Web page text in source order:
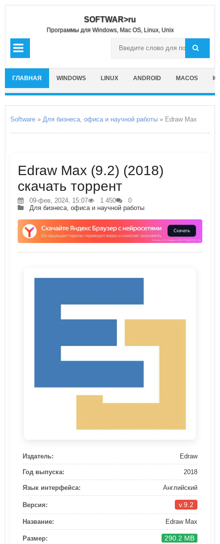
SOFTWAR>ru
Программы для Windows, Mac OS, Linux, Unix
ГЛАВНАЯ WINDOWS LINUX ANDROID MACOS
Software » Для бизнеса, офиса и научной работы » Edraw Max
Edraw Max (9.2) (2018)
скачать торрент
09-фев, 2024, 15:07 1 450
0
Для бизнеса, офиса и научной работы
Издатель: Edraw
Год выпуска: 2018
Язык интерфейса: Английский
Версия: v.9.2
Название: Edraw Max
Размер: 290.2 MB